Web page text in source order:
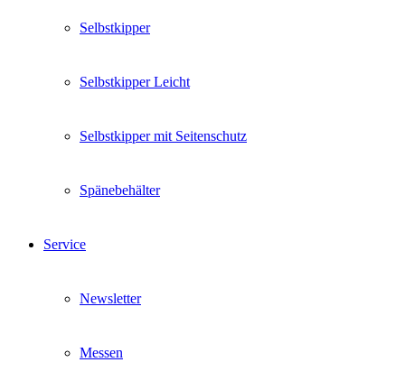
Selbstkipper
Selbstkipper Leicht
Selbstkipper mit Seitenschutz
Spänebehälter
Service
Newsletter
Messen